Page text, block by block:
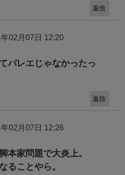
返信
02月07日 12:20
バレエじゃなかったっ
返信
02月07日 12:26
本家問題で大炎上。
ることやら。